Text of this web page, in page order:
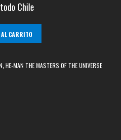
Chile
CARRITO
,HE-MAN THE MASTERS OF THE UNIVERSE